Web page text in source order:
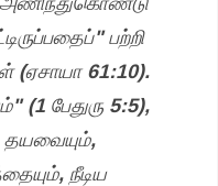
பற்றி
(ஏசாயா 61:10).
பேதுரு 5:5),
நீடிய